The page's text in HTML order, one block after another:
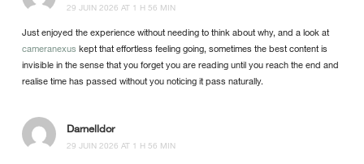
29 JUIN 2026 AT 1 H 56 MIN
Just enjoyed the experience without needing to think about why, and a look at
cameranexus kept that effortless feeling going, sometimes the best content is
invisible in the sense that you forget you are reading until you reach the end and
realise time has passed without you noticing it pass naturally.
Darnelldor
29 JUIN 2026 AT 1 H 56 MIN